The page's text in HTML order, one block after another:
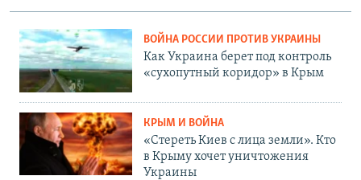
ВОЙНА РОССИИ ПРОТИВ УКРАИНЫ
Как Украина берет под контроль
«сухопутный коридор» в Крым
КРЫМ И ВОЙНА
«Стереть Киев с лица земли». Кто
в Крыму хочет уничтожения
Украины